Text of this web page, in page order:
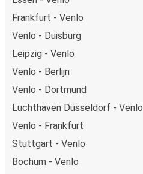
Frankfurt - Venlo
Venlo - Duisburg
Leipzig - Venlo
Venlo - Berlijn
Venlo - Dortmund
Luchthaven Düsseldorf - Venlo
Venlo - Frankfurt
Stuttgart - Venlo
Bochum - Venlo